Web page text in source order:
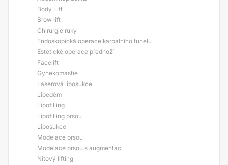
Body Lift
Brow lift
Chirurgie ruky
Endoskopická operace karpálního tunelu
Estetické operace přednoží
Facelift
Gynekomastie
Laserová liposukce
Lipedém
Lipofilling
Lipofilling prsou
Liposukce
Modelace prsou
Modelace prsou s augmentací
Niťový lifting